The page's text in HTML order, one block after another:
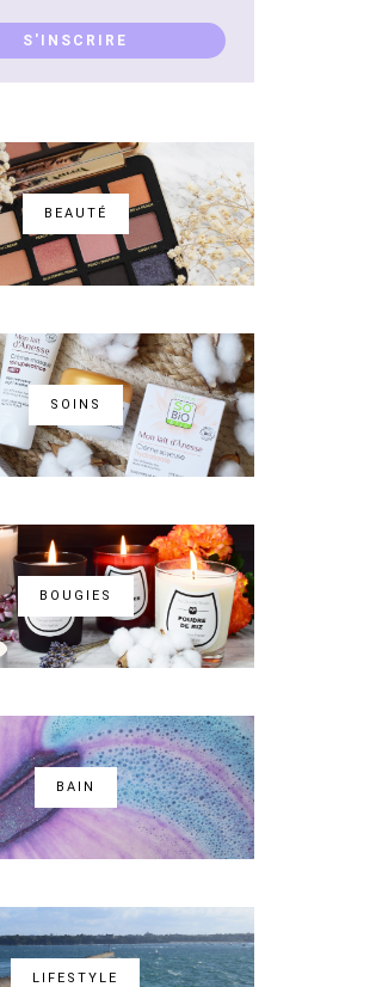
S'INSCRIRE
BEAUTÉ
SOINS
BOUGIES
BAIN
LIFESTYLE